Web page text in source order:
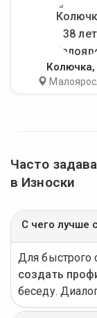
Колючка
Часто
в Износки
С чего лучше
Для быстрого
создать
беседу.